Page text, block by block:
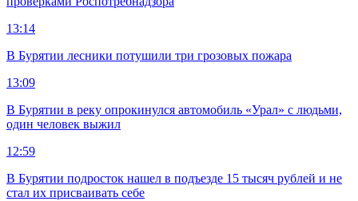
13:14
В Бурятии лесники потушили три грозовых пожара
13:09
В Бурятии в реку опрокинулся автомобиль «Урал» с людьми,
один человек выжил
12:59
В Бурятии подросток нашел в подъезде 15 тысяч рублей и не
стал их присваивать себе